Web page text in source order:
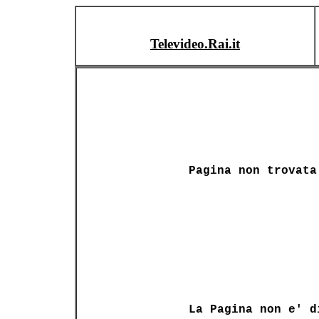
Televideo.Rai.it
Pagina non trovata
La Pagina non e'